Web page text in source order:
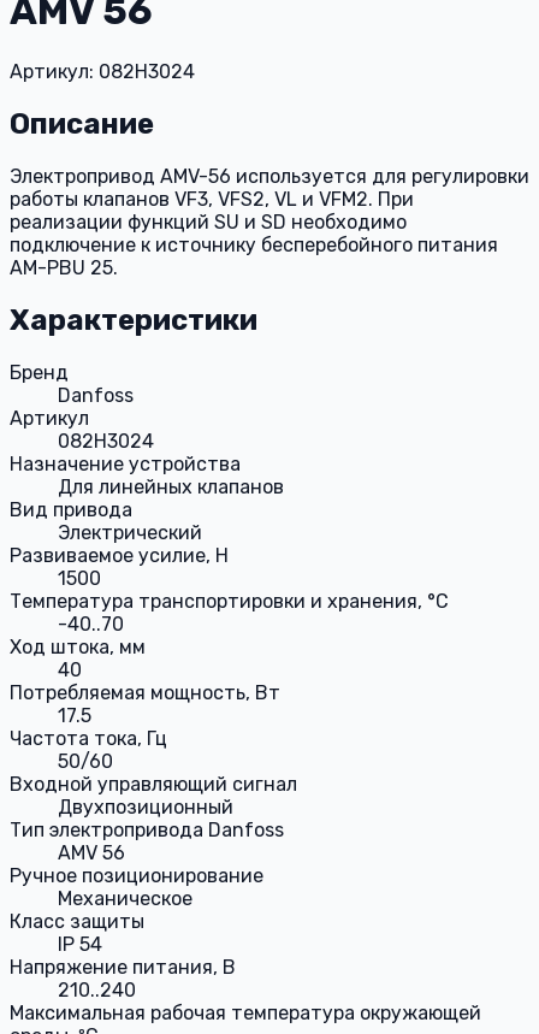
AMV 56
Артикул: 082H3024
Описание
Электропривод AMV-56 используется для регулировки
работы клапанов VF3, VFS2, VL и VFM2. При
реализации функций SU и SD необходимо
подключение к источнику бесперебойного питания
AM-PBU 25.
Характеристики
Бренд
Danfoss
Артикул
082H3024
Назначение устройства
Для линейных клапанов
Вид привода
Электрический
Развиваемое усилие, Н
1500
Температура транспортировки и хранения, °С
-40..70
Ход штока, мм
40
Потребляемая мощность, Вт
17.5
Частота тока, Гц
50/60
Входной управляющий сигнал
Двухпозиционный
Тип электропривода Danfoss
AMV 56
Ручное позиционирование
Механическое
Класс защиты
IP 54
Напряжение питания, В
210..240
Максимальная рабочая температура окружающей